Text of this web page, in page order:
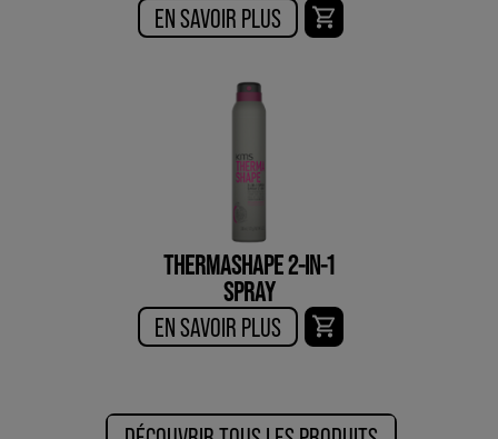
EN SAVOIR PLUS
THERMASHAPE 2-IN-1
SPRAY
EN SAVOIR PLUS